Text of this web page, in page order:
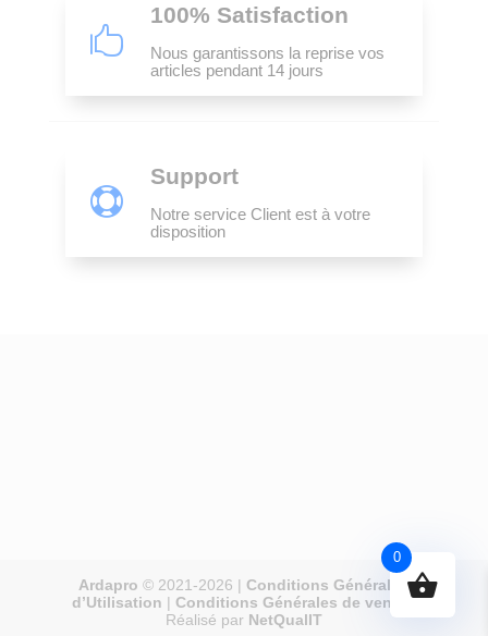

100% Satisfaction
Nous garantissons la reprise vos
articles pendant 14 jours

Support
Notre service Client est à votre
disposition
Ardapro © 2021-2026 | Conditions Générales
d’Utilisation | Conditions Générales de vente
|
Réalisé par NetQualIT
0